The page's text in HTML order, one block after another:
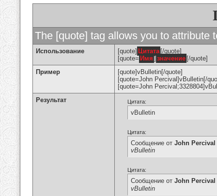
The [quote] tag allows you to attribute
Использование [quote] Цитата [/quote]
[quote= Имя ] значение [/quote]
Пример
[quote]vBulletin[/quote]
[quote=John Percival]vBulletin[/
[quote=John
Результат
Цитата:
vBulletin
Цитата:
Сообщение от John Percival
vBulletin
Цитата:
Сообщение от John Percival
vBulletin